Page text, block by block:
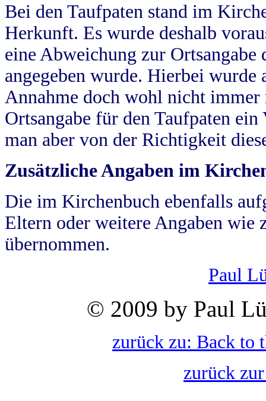
Bei den Taufpaten stand im
Herkunft. Es wurde deshalb
eine Abweichung zur
angegeben wurde. Hierbei wurde
Annahme doch wohl nicht
Ortsangabe für den Taufpaten
man aber von der Richtigkeit
Zusätzliche Angaben im
Die im Kirchenbuch ebenfalls
Eltern oder weitere Angaben wie
übernommen.
Paul
© 2009 by Paul
zurück zu: Back to
zurück